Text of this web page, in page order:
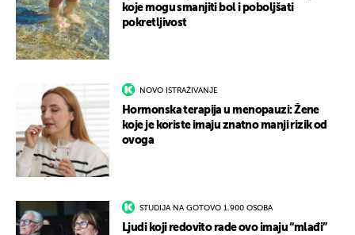
koje mogu smanjiti bol i poboljšati
pokretljivost
NOVO ISTRAŽIVANJE
Hormonska terapija u menopauzi: Žene
koje je koriste imaju znatno manji rizik od
ovoga
STUDIJA NA GOTOVO 1.900 OSOBA
Ljudi koji redovito rade ovo imaju “mlađi”